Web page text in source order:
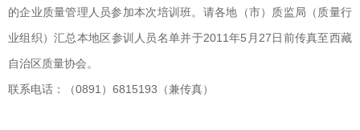
的企业质量管理人员参加本次培训班。请各地（市）质监局（质量行
业组织）汇总本地区参训人员名单并于2011年5月27日前传真至西藏
自治区质量协会。
联系电话：（0891）6815193（兼传真）